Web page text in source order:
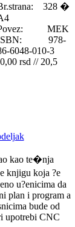
328 �
MEK
978-
6048-010-3
rsd // 20,5
kao te�nja
knjigu koja ?e
u?enicima da
plan i program a
bude od
upotrebi CNC